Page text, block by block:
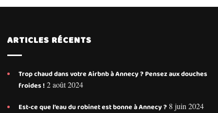
ARTICLES RÉCENTS
Trop chaud dans votre Airbnb à Annecy ? Pensez aux douches
froides ! 2 août 2024
Est-ce que l’eau du robinet est bonne à Annecy ? 8 juin 2024